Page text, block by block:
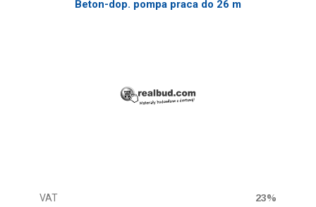
Beton-dop. pompa praca do 26 m
VAT
23%